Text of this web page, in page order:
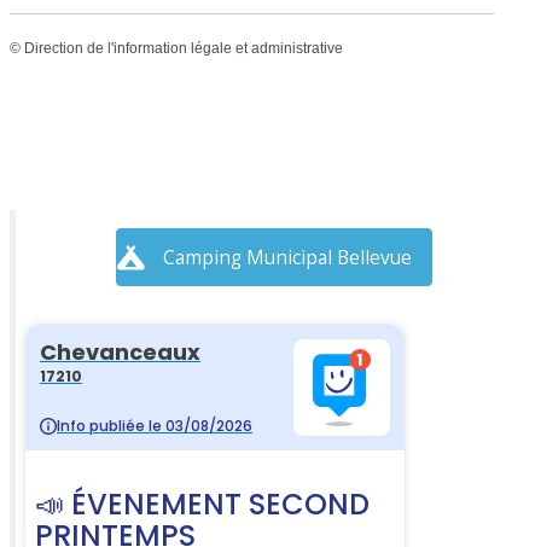
© Direction de l'information légale et administrative
Camping Municipal Bellevue